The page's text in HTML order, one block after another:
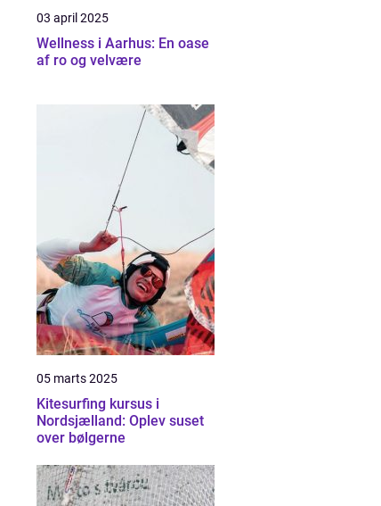
03 april 2025
Wellness i Aarhus: En oase
af ro og velvære
05 marts 2025
Kitesurfing kursus i
Nordsjælland: Oplev suset
over bølgerne